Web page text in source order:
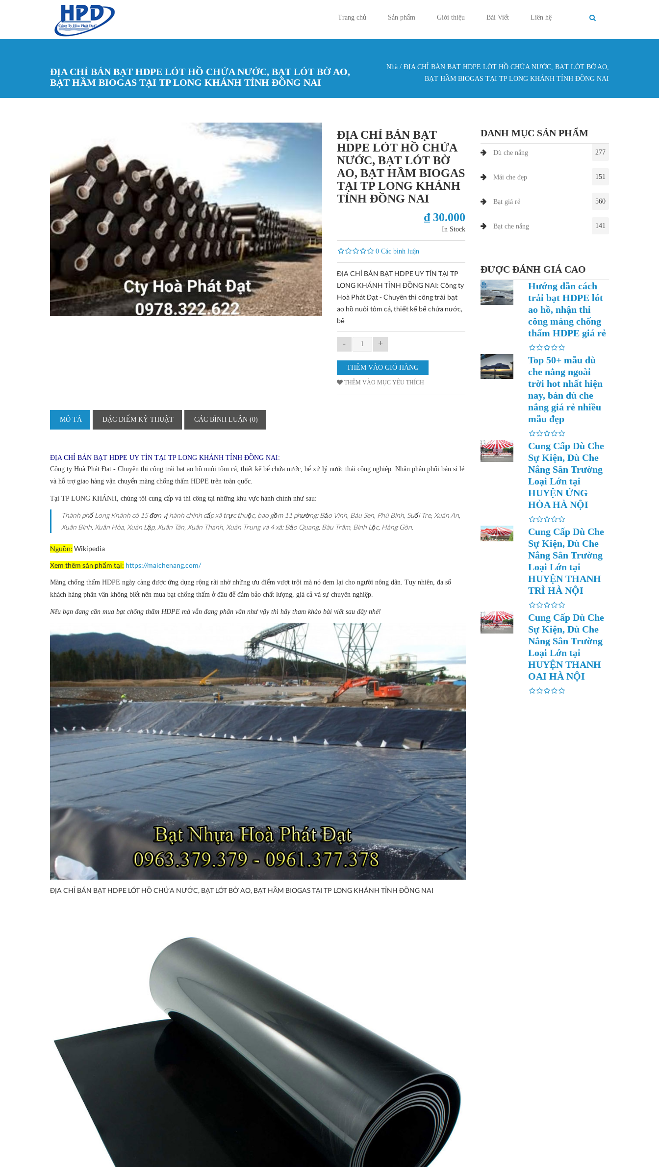
Trang chủ
Sản phẩm Giới thiệu Bài Viết Liên hệ
ĐỊA CHỈ BÁN BẠT HDPE LÓT HỒ CHỨA NƯỚC, BẠT LÓT BỜ AO,
BẠT HẦM BIOGAS TẠI TP LONG KHÁNH TỈNH ĐỒNG NAI
Bạn đang ở đây
Nhà / ĐỊA CHỈ BÁN BẠT HDPE LÓT HỒ CHỨA NƯỚC, BẠT LÓT BỜ AO,
BẠT HẦM BIOGAS TẠI TP LONG KHÁNH TỈNH ĐỒNG NAI
ĐỊA CHỈ BÁN BẠT
HDPE LÓT HỒ CHỨA
NƯỚC, BẠT LÓT BỜ
AO, BẠT HẦM BIOGAS
TẠI TP LONG KHÁNH
TỈNH ĐỒNG NAI
₫ 30.000
In Stock
0 Các bình luận
ĐỊA CHỈ BÁN BẠT HDPE UY TÍN TẠI TP
LONG KHÁNH TỈNH ĐỒNG NAI: Công ty
Hoà Phát Đạt - Chuyên thi công trải bạt
ao hồ nuôi tôm cá, thiết kế bể chứa nước,
bể
- +
THÊM VÀO MỤC YÊU THÍCH
MÔ TẢ ĐẶC ĐIỂM KỸ THUẬT CÁC BÌNH LUẬN (0)
ĐỊA CHỈ BÁN BẠT HDPE UY TÍN TẠI TP LONG KHÁNH TỈNH ĐỒNG NAI:
Công ty Hoà Phát Đạt - Chuyên thi công trải bạt ao hồ nuôi tôm cá, thiết kế bể chứa nước, bể xử lý nước thải công nghiệp. Nhận phân phối bán sỉ lẻ
và hỗ trợ giao hàng vận chuyển màng chống thấm HDPE trên toàn quốc.
Tại TP LONG KHÁNH, chúng tôi cung cấp và thi công tại những khu vực hành chính như sau:
Thành phố Long Khánh có 15 đơn vị hành chính cấp xã trực thuộc, bao gồm 11 phường: Bảo Vinh, Bàu Sen, Phú Bình, Suối Tre, Xuân An,
Xuân Bình, Xuân Hòa, Xuân Lập, Xuân Tân, Xuân Thanh, Xuân Trung và 4 xã: Bảo Quang, Bàu Trâm, Bình Lộc, Hàng Gòn.
Nguồn: Wikipedia
Xem thêm sản phẩm tại: https://maichenang.com/
Màng chống thấm HDPE ngày càng được ứng dụng rộng rãi nhờ những ưu điểm vượt trội mà nó đem lại cho người nông dân. Tuy nhiên, đa số
khách hàng phân vân không biết nên mua bạt chống thấm ở đâu để đảm bảo chất lượng, giá cả và sự chuyên nghiệp.
Nếu bạn đang cần mua bạt chống thấm HDPE mà vẫn đang phân vân như vậy thì hãy tham khảo bài viết sau đây nhé!
ĐỊA CHỈ BÁN BẠT HDPE LÓT HỒ CHỨA NƯỚC, BẠT LÓT BỜ AO, BẠT HẦM BIOGAS TẠI TP LONG KHÁNH TỈNH ĐỒNG NAI
DANH MỤC SẢN PHẨM
Dù che nắng 277
Mái che đẹp 151
Bạt giá rẻ 560
Bạt che nắng 141
ĐƯỢC ĐÁNH GIÁ CAO
Hướng dẫn cách
trải bạt HDPE lót
ao hồ, nhận thi
công màng chống
thấm HDPE giá rẻ
Top 50+ mẫu dù
che nắng ngoài
trời hot nhất hiện
nay, bán dù che
nắng giá rẻ nhiều
mẫu đẹp
Cung Cấp Dù Che
Sự Kiện, Dù Che
Nắng Sân Trường
Loại Lớn tại
HUYỆN ỨNG
HÒA HÀ NỘI
Cung Cấp Dù Che
Sự Kiện, Dù Che
Nắng Sân Trường
Loại Lớn tại
HUYỆN THANH
TRÌ HÀ NỘI
Cung Cấp Dù Che
Sự Kiện, Dù Che
Nắng Sân Trường
Loại Lớn tại
HUYỆN THANH
OAI HÀ NỘI